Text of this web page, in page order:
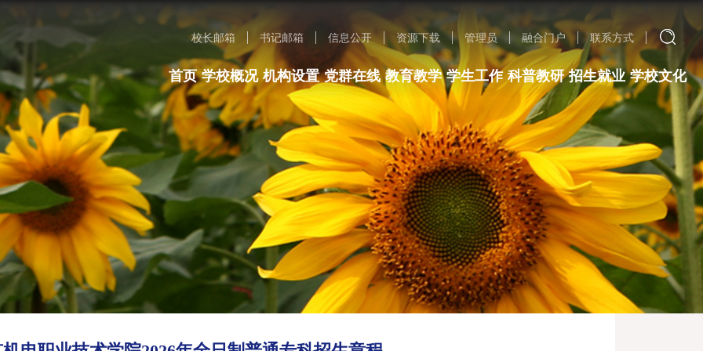
校长邮箱 书记邮箱 信息公开 资源下载 管理员 融合门户 联系方式
首页 学校概况 机构设置 党群在线 教育教学 学生工作 科普教研 招生就业 学校文化